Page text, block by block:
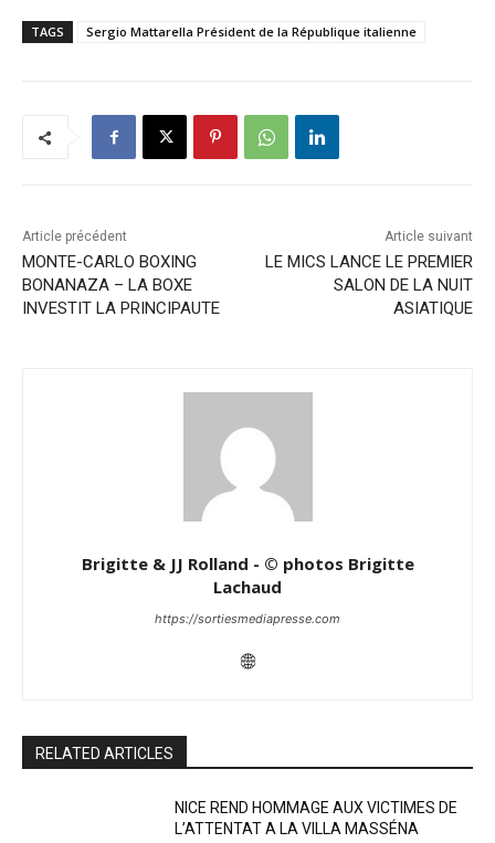
TAGS Sergio Mattarella Président de la République italienne
Article précédent
MONTE-CARLO BOXING
BONANAZA – LA BOXE
INVESTIT LA PRINCIPAUTE
Article suivant
LE MICS LANCE LE PREMIER
SALON DE LA NUIT
ASIATIQUE
Brigitte & JJ Rolland - © photos Brigitte
Lachaud
https://sortiesmediapresse.com
RELATED ARTICLES
NICE REND HOMMAGE AUX VICTIMES DE
L’ATTENTAT A LA VILLA MASSÉNA